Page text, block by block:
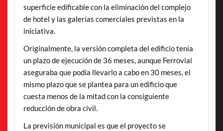
superficie edificable con la eliminación del complejo
de hotel y las galerías comerciales previstas en la
iniciativa.
Originalmente, la versión completa del edificio tenía
un plazo de ejecución de 36 meses, aunque Ferrovial
aseguraba que podía llevarlo a cabo en 30 meses, el
mismo plazo que se plantea para un edificio que
cuesta menos de la mitad con la consiguiente
reducción de obra civil.
La previsión municipal es que el proyecto se